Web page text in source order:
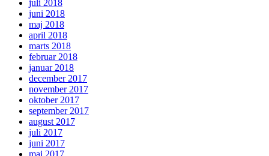
juli 2018
juni 2018
maj 2018
april 2018
marts 2018
februar 2018
januar 2018
december 2017
november 2017
oktober 2017
september 2017
august 2017
juli 2017
juni 2017
maj 2017